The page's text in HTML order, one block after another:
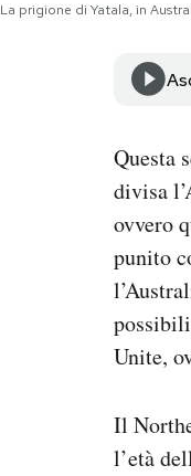
La prigione di Yatala, in
Questa
divisa
ovvero
punito
Unite,
Il
l’età